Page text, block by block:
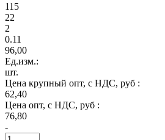
115
22
2
0.11
96,00
Ед.изм.:
шт.
Цена крупный опт, с НДС, руб :
62,40
Цена опт, с НДС, руб :
76,80
-